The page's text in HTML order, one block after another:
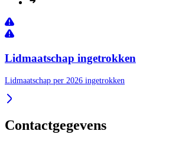
Lidmaatschap ingetrokken
Lidmaatschap per 2026 ingetrokken
Contactgegevens